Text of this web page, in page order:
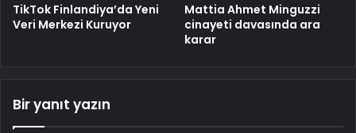
TikTok Finlandiya’da Yeni
Veri Merkezi Kuruyor
Mattia Ahmet Minguzzi
cinayeti davasında ara
karar
Bir yanıt yazın